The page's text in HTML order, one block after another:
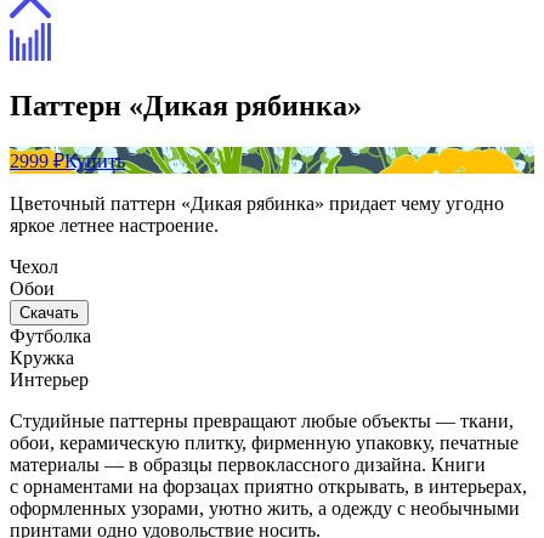
Паттерн «Дикая рябинка»
2999 ₽Купить
Цветочный паттерн «Дикая рябинка» придает чему угодно
яркое летнее настроение.
Чехол
Обои
Скачать
Футболка
Кружка
Интерьер
Студийные паттерны превращают любые объекты — ткани,
обои, керамическую плитку, фирменную упаковку, печатные
материалы — в образцы первоклассного дизайна. Книги
с орнаментами на форзацах приятно открывать, в интерьерах,
оформленных узорами, уютно жить, а одежду с необычными
принтами одно удовольствие носить.